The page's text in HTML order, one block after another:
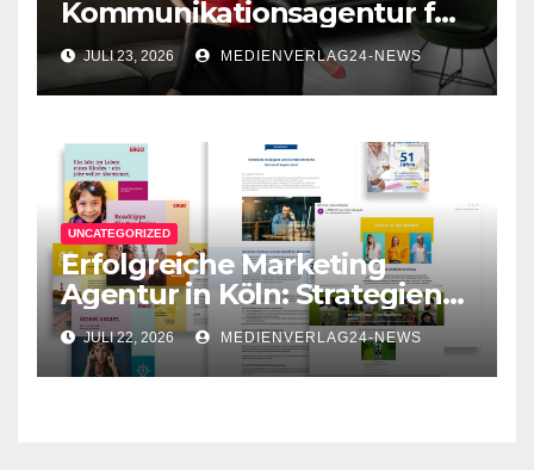
Kommunikationsagentur für
erfolgreiche
Unternehmenskommunikati
on
JULI 23, 2026 MEDIENVERLAG24-NEWS
UNCATEGORIZED
Erfolgreiche Marketing
Agentur in Köln: Strategien
für Ihr Unternehmen
JULI 22, 2026 MEDIENVERLAG24-NEWS